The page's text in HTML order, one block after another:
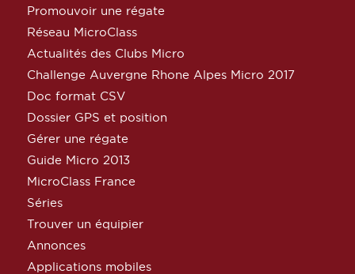
Promouvoir une régate
Réseau MicroClass
Actualités des Clubs Micro
Challenge Auvergne Rhone Alpes Micro 2017
Doc format CSV
Dossier GPS et position
Gérer une régate
Guide Micro 2013
MicroClass France
Séries
Trouver un équipier
Annonces
Applications mobiles